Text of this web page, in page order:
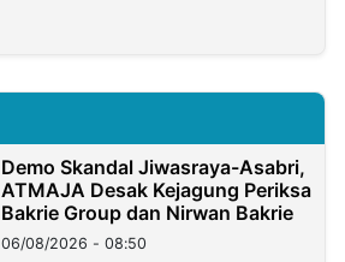
Demo Skandal Jiwasraya-Asabri,
ATMAJA Desak Kejagung Periksa
Bakrie Group dan Nirwan Bakrie
06/08/2026 - 08:50